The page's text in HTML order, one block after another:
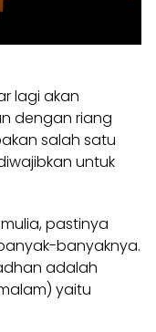
lagi akan
dengan riang
salah satu
untuk
pastinya
banyaknya.
adalah
yaitu